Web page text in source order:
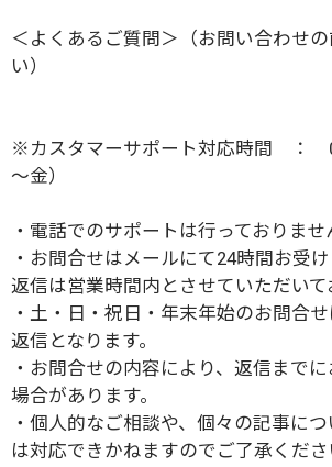
＜よくあるご質問＞（お問い合わせ
い）
※カスタマーサポート対応時間 ：
～金）
・電話でのサポートは行っておりませ
・お問合せはメールにて24時間お受け
返信は営業時間内とさせていただいて
・土・日・祝日・年末年始のお問合
返信となります。
・お問合せの内容により、返信まで
場合があります。
・個人的なご相談や、個々の記事に
は対応できかねますのでご了承くださ